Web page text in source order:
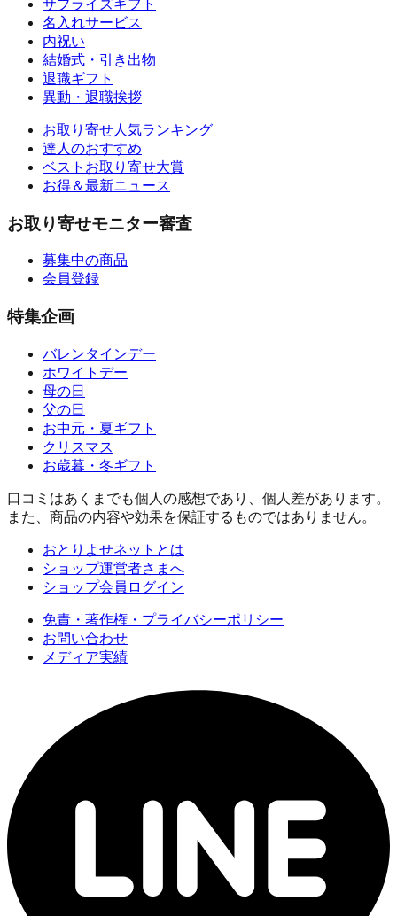
サプライズギフト
名入れサービス
内祝い
結婚式・引き出物
退職ギフト
異動・退職挨拶
お取り寄せ人気ランキング
達人のおすすめ
ベストお取り寄せ大賞
お得＆最新ニュース
お取り寄せモニター審査
募集中の商品
会員登録
特集企画
バレンタインデー
ホワイトデー
母の日
父の日
お中元・夏ギフト
クリスマス
お歳暮・冬ギフト
口コミはあくまでも個人の感想であり、個人差があります。
また、商品の内容や効果を保証するものではありません。
おとりよせネットとは
ショップ運営者さまへ
ショップ会員ログイン
免責・著作権・プライバシーポリシー
お問い合わせ
メディア実績